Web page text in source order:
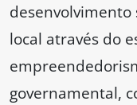
local através do
governamental,